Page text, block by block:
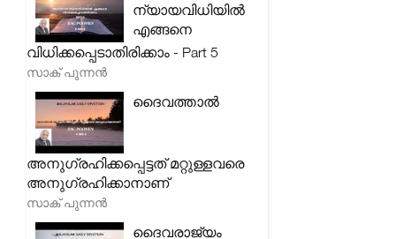
ന്യായവിധിയിൽ
എങ്ങനെ
വിധിക്കപ്പെടാതിരിക്കാം - Part 5
സാക് പുന്നൻ
ദൈവത്താൽ
അനുഗ്രഹിക്കപ്പെട്ടത് മറ്റുള്ളവരെ
അനുഗ്രഹിക്കാനാണ്
സാക് പുന്നൻ
ദൈവരാജ്യം